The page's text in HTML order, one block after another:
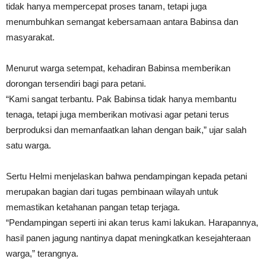
tidak hanya mempercepat proses tanam, tetapi juga
menumbuhkan semangat kebersamaan antara Babinsa dan
masyarakat.
Menurut warga setempat, kehadiran Babinsa memberikan
dorongan tersendiri bagi para petani.
“Kami sangat terbantu. Pak Babinsa tidak hanya membantu
tenaga, tetapi juga memberikan motivasi agar petani terus
berproduksi dan memanfaatkan lahan dengan baik,” ujar salah
satu warga.
Sertu Helmi menjelaskan bahwa pendampingan kepada petani
merupakan bagian dari tugas pembinaan wilayah untuk
memastikan ketahanan pangan tetap terjaga.
“Pendampingan seperti ini akan terus kami lakukan. Harapannya,
hasil panen jagung nantinya dapat meningkatkan kesejahteraan
warga,” terangnya.